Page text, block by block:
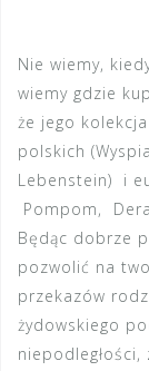
Nie wiemy,
wiemy gdzie
że jego
polskich
Lebenstein) i
Pompom,
Będąc dobrze
pozwolić na
przekazów
żydowskiego